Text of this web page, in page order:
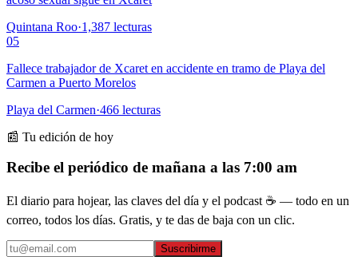
Quintana Roo·1,387 lecturas
05
Fallece trabajador de Xcaret en accidente en tramo de Playa del
Carmen a Puerto Morelos
Playa del Carmen·466 lecturas
📰 Tu edición de hoy
Recibe el periódico de mañana a las 7:00 am
El diario para hojear, las claves del día y el podcast ☕ — todo en un
correo, todos los días. Gratis, y te das de baja con un clic.
Suscribirme